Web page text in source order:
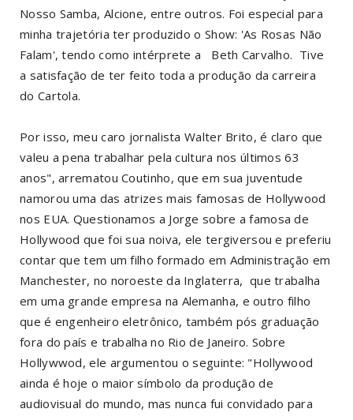
Nosso Samba, Alcione, entre outros. Foi especial para
minha trajetória ter produzido o Show: 'As Rosas Não
Falam', tendo como intérprete a Beth Carvalho. Tive
a satisfação de ter feito toda a produção da carreira
do Cartola.
Por isso, meu caro jornalista Walter Brito, é claro que
valeu a pena trabalhar pela cultura nos últimos 63
anos", arrematou Coutinho, que em sua juventude
namorou uma das atrizes mais famosas de Hollywood
nos EUA. Questionamos a Jorge sobre a famosa de
Hollywood que foi sua noiva, ele tergiversou e preferiu
contar que tem um filho formado em Administração em
Manchester, no noroeste da Inglaterra, que trabalha
em uma grande empresa na Alemanha, e outro filho
que é engenheiro eletrônico, também pós graduação
fora do país e trabalha no Rio de Janeiro. Sobre
Hollywwod, ele argumentou o seguinte: "Hollywood
ainda é hoje o maior símbolo da produção de
audiovisual do mundo, mas nunca fui convidado para